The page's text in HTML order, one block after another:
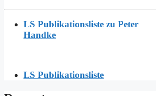
LS Publikationsliste zu Peter
Handke
LS Publikationsliste